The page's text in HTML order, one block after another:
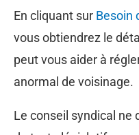
En cliquant sur Besoin
vous obtiendrez le
peut vous aider à
anormal de voisinage.
Le conseil syndical